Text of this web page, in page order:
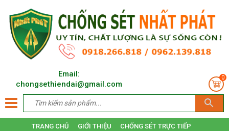
Email:
chongsethiendai@gmail.com
0
TRANG CHỦ GIỚI THIỆU
CHỐNG SÉT TRỰC TIẾP